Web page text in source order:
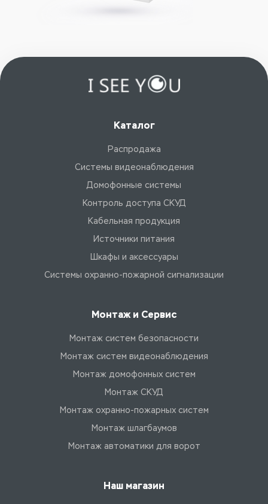
Каталог
Распродажа
Системы видеонаблюдения
Домофонные системы
Контроль доступа СКУД
Кабельная продукция
Источники питания
Шкафы и аксессуары
Системы охранно-пожарной сигнализации
Монтаж и Сервис
Монтаж систем безопасности
Монтаж систем видеонаблюдения
Монтаж домофонных систем
Монтаж СКУД
Монтаж охранно-пожарных систем
Монтаж шлагбаумов
Монтаж автоматики для ворот
Наш магазин